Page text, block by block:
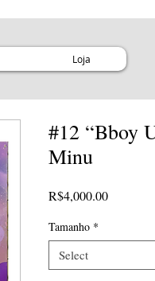
Loja
#12 “Bboy
Minu
R$4,000.00Price
Tamanho *
Select